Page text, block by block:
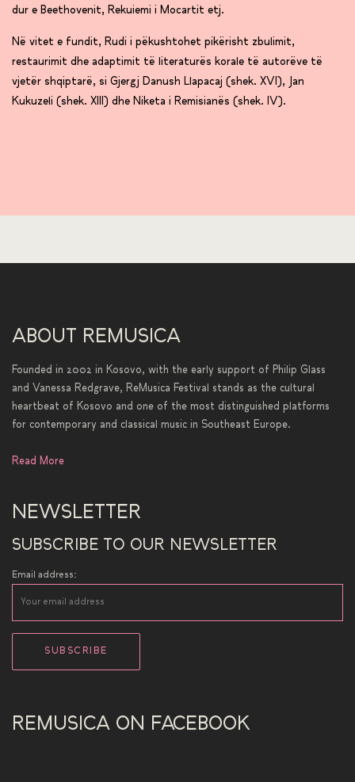
dur e Beethovenit, Rekuiemi i Mocartit etj.
Në vitet e fundit, Rudi i pëkushtohet pikërisht zbulimit,
restaurimit dhe adaptimit të literaturës korale të autorëve të
vjetër shqiptarë, si Gjergj Danush Llapacaj (shek. XVI), Jan
Kukuzeli (shek. XIII) dhe Niketa i Remisianës (shek. IV).
ABOUT REMUSICA
Founded in 2002 in Kosovo, with the early support of Philip Glass
and Vanessa Redgrave, ReMusica Festival stands as the cultural
heartbeat of Kosovo and one of the most distinguished platforms
for contemporary and classical music in Southeast Europe.
Read More
NEWSLETTER
SUBSCRIBE TO OUR NEWSLETTER
Email address:
REMUSICA ON FACEBOOK